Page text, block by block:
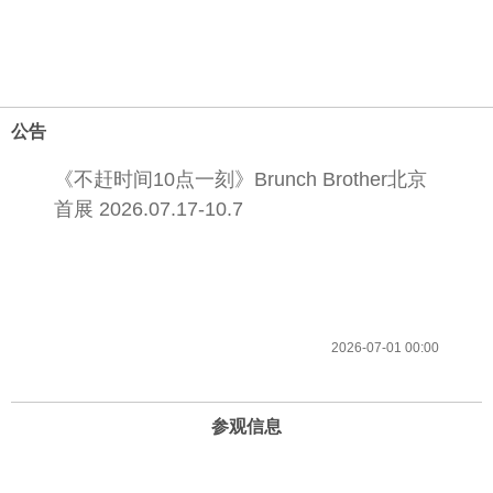
公告
《不赶时间10点一刻》Brunch Brother北京
首展 2026.07.17-10.7
2026-07-01 00:00
参观信息